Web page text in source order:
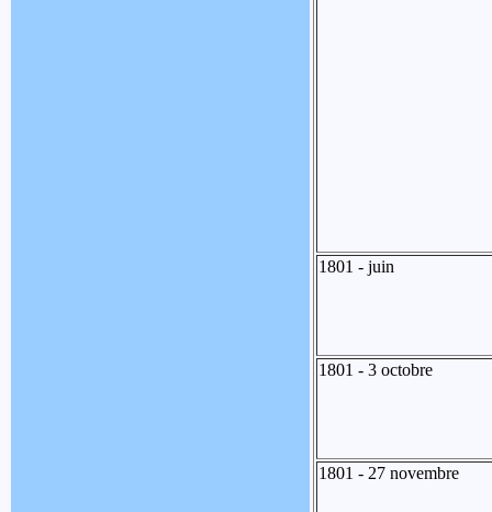
1801 - juin
1801 - 3 octobre
1801 - 27 novembre